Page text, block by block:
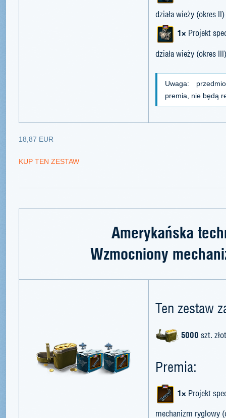
działa wieży (okres II)
1× Projekt
działa wieży (okres III)
Uwaga:
premia, nie będą
18,87 EUR
KUP TEN ZESTAW
Amerykańska
Wzmocniony
Ten zestaw
5000 szt.
Premia:
1× Projekt
mechanizm ryglowy